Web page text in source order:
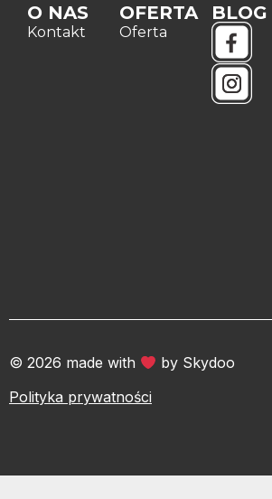
O NAS
Kontakt
OFERTA
Oferta
BLOG
© 2026 made with
by Skydoo
Polityka prywatności